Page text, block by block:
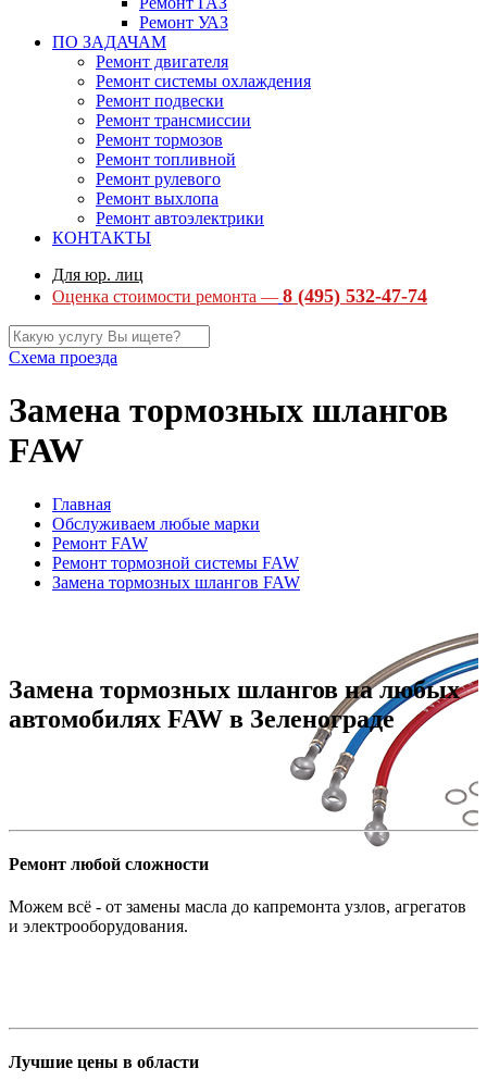
Ремонт УАЗ
ПО ЗАДАЧАМ
Ремонт двигателя
Ремонт системы охлаждения
Ремонт подвески
Ремонт трансмиссии
Ремонт тормозов
Ремонт топливной
Ремонт рулевого
Ремонт выхлопа
Ремонт автоэлектрики
КОНТАКТЫ
Для юр. лиц
Оценка стоимости ремонта — 8 (495) 532-47-74
Схема проезда
Замена тормозных шлангов
FAW
Главная
Обслуживаем любые марки
Ремонт FAW
Ремонт тормозной системы FAW
Замена тормозных шлангов FAW
Замена тормозных шлангов на любых
автомобилях FAW в Зеленограде
Ремонт любой сложности
Можем всё - от замены масла до капремонта узлов, агрегатов
и электрооборудования.
Лучшие цены в области